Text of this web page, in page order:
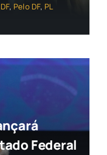
, Pelo DF, PL
Federal